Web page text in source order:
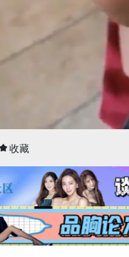
00:03
收藏